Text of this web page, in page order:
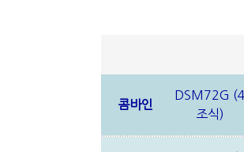
콤바인
DSM72G (4
조식)